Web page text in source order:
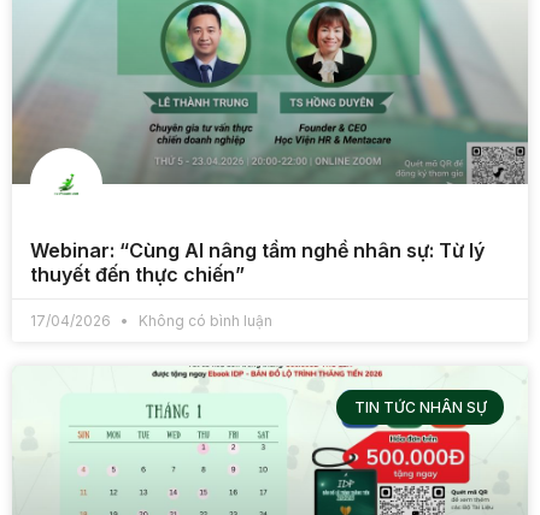
Webinar: “Cùng AI nâng tầm nghề nhân sự: Từ lý
thuyết đến thực chiến”
17/04/2026 Không có bình luận
TIN TỨC NHÂN SỰ